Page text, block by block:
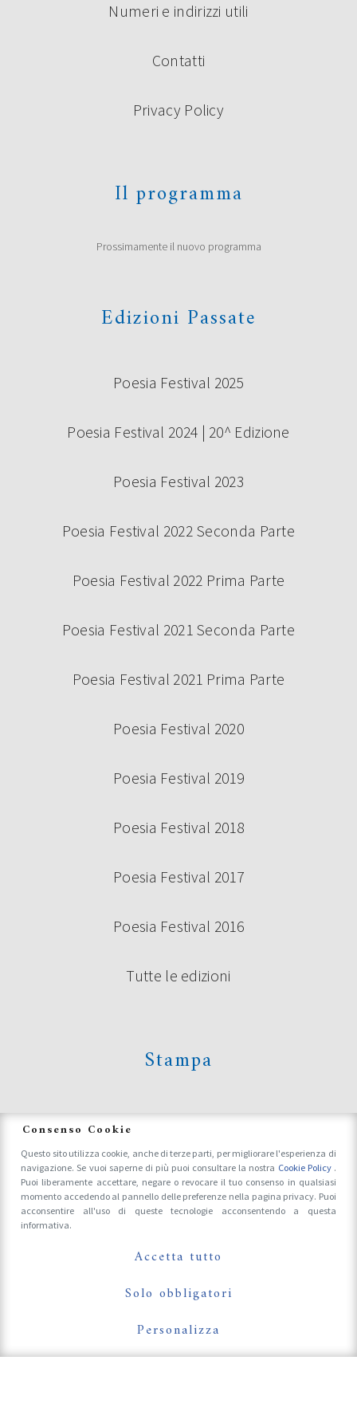
Numeri e indirizzi utili
Contatti
Privacy Policy
Il programma
Prossimamente il nuovo programma
Edizioni Passate
Poesia Festival 2025
Poesia Festival 2024 | 20^ Edizione
Poesia Festival 2023
Poesia Festival 2022 Seconda Parte
Poesia Festival 2022 Prima Parte
Poesia Festival 2021 Seconda Parte
Poesia Festival 2021 Prima Parte
Poesia Festival 2020
Poesia Festival 2019
Poesia Festival 2018
Poesia Festival 2017
Poesia Festival 2016
Tutte le edizioni
Stampa
Accrediti Stampa e Fotografi
Follow Us On
Consenso Cookie
Questo sito utilizza cookie, anche di terze parti, per migliorare l'esperienza di
navigazione. Se vuoi saperne di più puoi consultare la nostra Cookie Policy .
Puoi liberamente accettare, negare o revocare il tuo consenso in qualsiasi
momento accedendo al pannello delle preferenze nella pagina privacy. Puoi
acconsentire all'uso di queste tecnologie acconsentendo a questa
informativa.
Accetta tutto
Solo obbligatori
Personalizza